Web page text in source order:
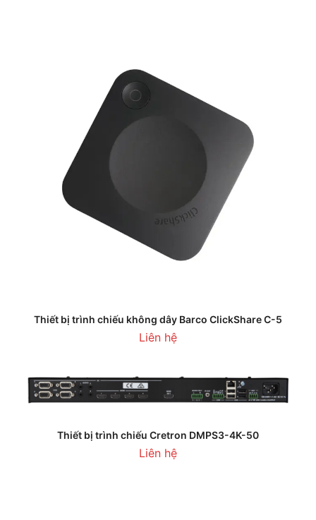
Thiết bị trình chiếu không dây Barco ClickShare C-5
Liên hệ
Thiết bị trình chiếu Cretron DMPS3-4K-50
Liên hệ